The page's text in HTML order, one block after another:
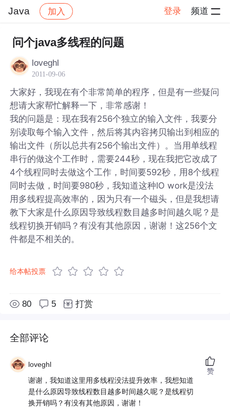
Java 加入 登录 频道
社区 Java 帖子详情
问个java多线程的问题
loveghl
2011-09-06
大家好，我现在有个非常简单的程序，但是有一些疑问
想请大家帮忙解释一下，非常感谢！
我的问题是：现在我有256个独立的输入文件，我要分
别读取每个输入文件，然后将其内容拷贝输出到相应的
输出文件（所以总共有256个输出文件）。当用单线程
串行的做这个工作时，需要244秒，现在我把它改成了
4个线程同时去做这个工作，时间要592秒，用8个线程
同时去做，时间要980秒，我知道这种IO work是没法
用多线程提高效率的，因为只有一个磁头，但是我想请
教下大家是什么原因导致线程数目越多时间越久呢？是
线程切换开销吗？有没有其他原因，谢谢！这256个文
件都是不相关的。
给本帖投票
80 5 打赏
全部评论
loveghl
谢谢，我知道这里用多线程没法提升效率，我想知道
是什么原因导致线程数目越多时间越久呢？是线程切
换开销吗？有没有其他原因，谢谢！
赞